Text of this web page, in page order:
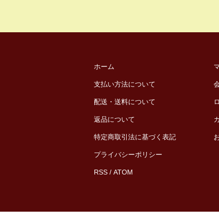
ホーム
支払い方法について
配送・送料について
返品について
特定商取引法に基づく表記
プライバシーポリシー
RSS/ ATOM